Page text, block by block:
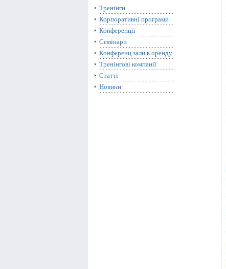
Тренінги
Корпоративні програми
Конференції
Семінари
Конференц зали в оренду
Тренінгові компанії
Статті
Новини